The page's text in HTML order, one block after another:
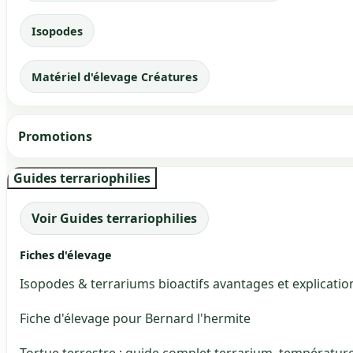
Isopodes
Matériel d'élevage Créatures
Promotions
Guides terrariophilies
Voir Guides terrariophilies
Fiches d'élevage
Isopodes & terrariums bioactifs avantages et
Fiche d'élevage pour Bernard l'hermite